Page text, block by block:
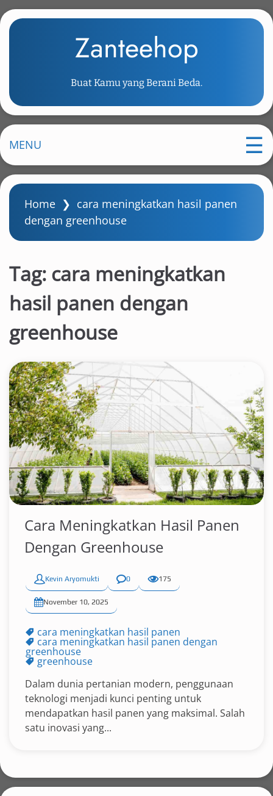
k
m
i
n
o
Zanteehop
Buat Kamu yang Berani Beda.
MENU
Home ❯ cara meningkatkan hasil panen
dengan greenhouse
Tag: cara meningkatkan
hasil panen dengan
greenhouse
Cara Meningkatkan Hasil Panen
Dengan Greenhouse
Kevin Aryomukti 0 175
November 10, 2025
cara meningkatkan hasil panen
cara meningkatkan hasil panen dengan
greenhouse
greenhouse
Dalam dunia pertanian modern, penggunaan
teknologi menjadi kunci penting untuk
mendapatkan hasil panen yang maksimal. Salah
satu inovasi yang...